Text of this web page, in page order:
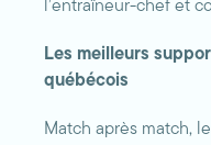
l’entraîneur-chef et
Les meilleurs
québécois
Match après match,